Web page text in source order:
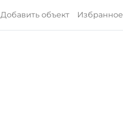
Добавить объект Избранное